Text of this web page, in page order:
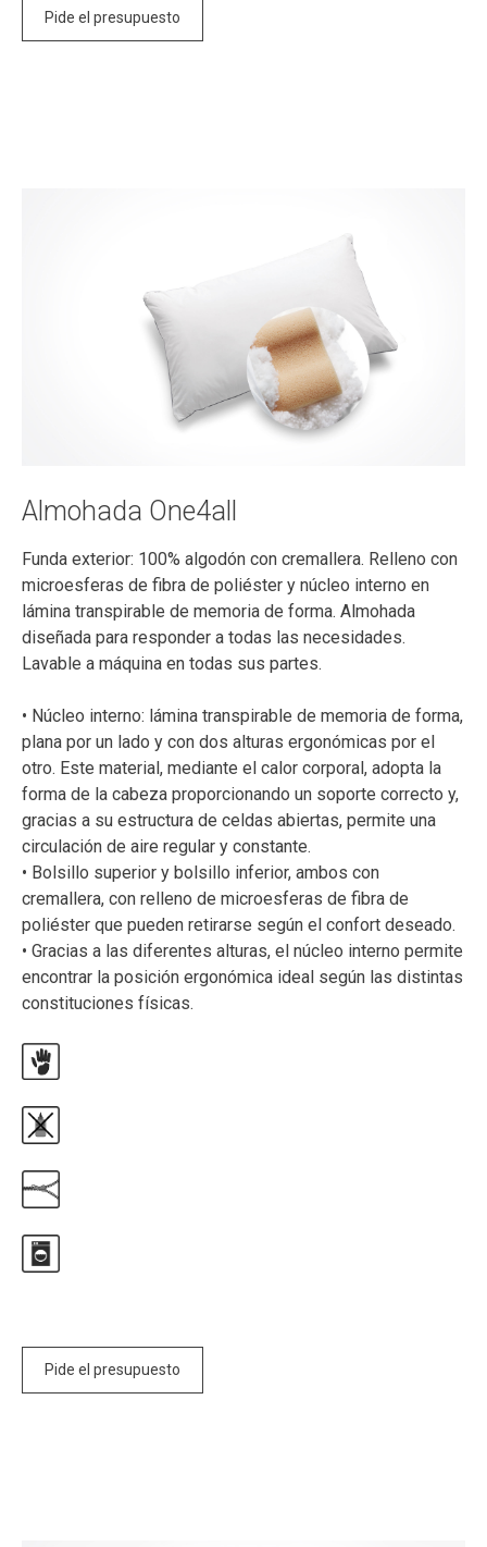
Pide el presupuesto
Almohada One4all
Funda exterior: 100% algodón con cremallera. Relleno con
microesferas de fibra de poliéster y núcleo interno en
lámina transpirable de memoria de forma. Almohada
diseñada para responder a todas las necesidades.
Lavable a máquina en todas sus partes.
• Núcleo interno: lámina transpirable de memoria de forma,
plana por un lado y con dos alturas ergonómicas por el
otro. Este material, mediante el calor corporal, adopta la
forma de la cabeza proporcionando un soporte correcto y,
gracias a su estructura de celdas abiertas, permite una
circulación de aire regular y constante.
• Bolsillo superior y bolsillo inferior, ambos con
cremallera, con relleno de microesferas de fibra de
poliéster que pueden retirarse según el confort deseado.
• Gracias a las diferentes alturas, el núcleo interno permite
encontrar la posición ergonómica ideal según las distintas
constituciones físicas.
Pide el presupuesto